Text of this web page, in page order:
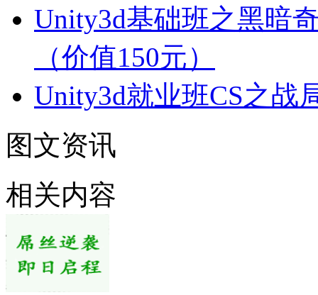
Unity3d基础班之黑暗
（价值150元）
Unity3d就业班CS之战
图文资讯
相关内容